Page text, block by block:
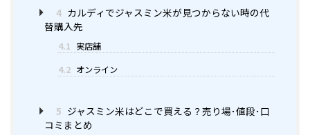
4 カルディでジャスミン米が見つからない時の代
替購入先
4.1 実店舗
4.2 オンライン
5 ジャスミン米はどこで買える？売り場･値段･口
コミまとめ